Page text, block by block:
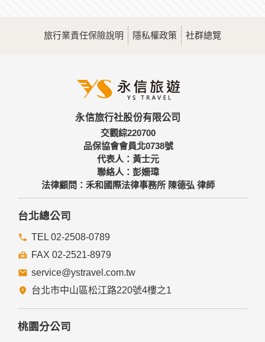
旅行業責任保險說明 隱私權政策 社群總覽
永信旅行社股份有限公司
交觀綜220700
品保協會會員北0738號
代表人：黃士元
聯絡人：彭姍瑋
法律顧問：禾和國際法律事務所 陳德弘 律師
台北總公司
TEL 02-2508-0789
FAX 02-2521-8979
service@ystravel.com.tw
台北市中山區松江路220號4樓之1
桃園分公司